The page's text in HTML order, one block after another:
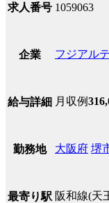
求人番号 1059063
企業 フジアル
給与詳細 月収例
勤務地 大阪府 堺
最寄り駅 阪和線(天